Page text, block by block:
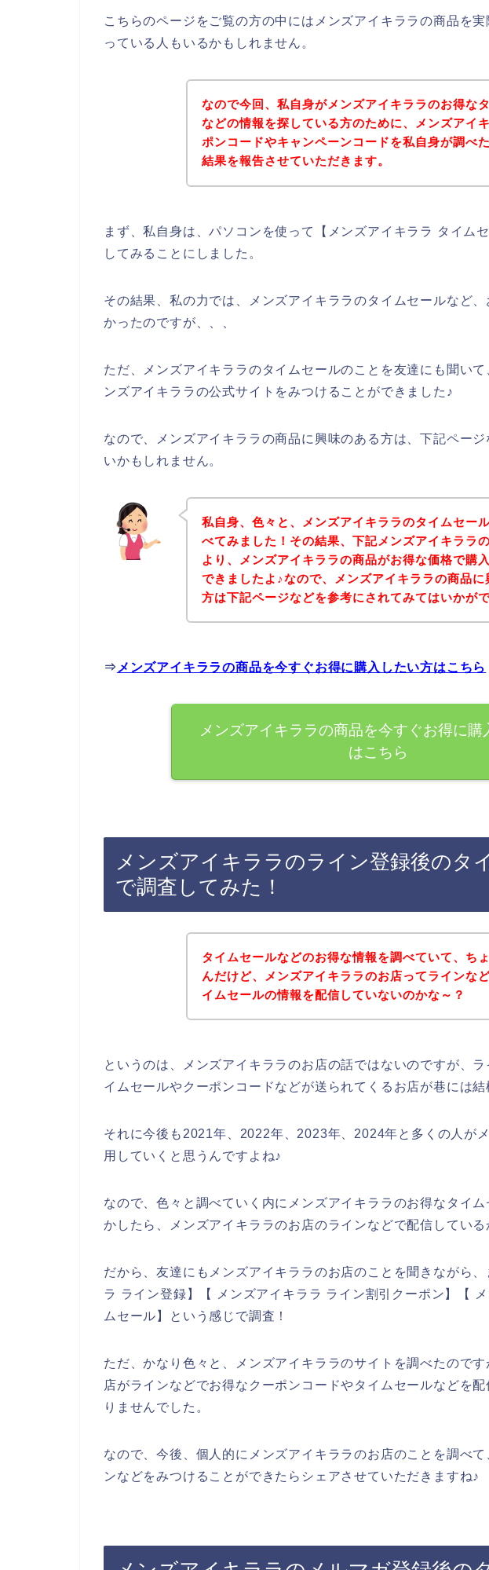
こちらのページをご覧の方の中にはメンズアイキララの商品を
っている人もいるかもしれません。
なので今回、私自身がメンズアイキララのお得な
などの情報を探している方のために、メンズアイ
ポンコードやキャンペーンコードを私自身が調べ
結果を報告させていただきます。
まず、私自身は、パソコンを使って【メンズアイキララ タイム
してみることにしました。
その結果、私の力では、メンズアイキララのタイムセールなど
かったのですが、、、
ただ、メンズアイキララのタイムセールのことを友達にも聞い
ンズアイキララの公式サイトをみつけることができました♪
なので、メンズアイキララの商品に興味のある方は、下記ペー
いかもしれません。
私自身、色々と、メンズアイキララのタイムセー
べてみました！その結果、下記メンズアイキララ
より、メンズアイキララの商品がお得な価格で購
できましたよ♪なので、メンズアイキララの商品に
方は下記ページなどを参考にされてみてはいかが
⇒ メンズアイキララの商品を今すぐお得に購入したい方はこちら
メンズアイキララの商品を今すぐお得に購
はこちら
メンズアイキララのライン登録後のタ
で調査してみた！
タイムセールなどのお得な情報を調べていて、ち
んだけど、メンズアイキララのお店ってラインな
イムセールの情報を配信していないのかな～？
というのは、メンズアイキララのお店の話ではないのですが、
イムセールやクーポンコードなどが送られてくるお店が巷には結
それに今後も2021年、2022年、2023年、2024年と多くの人が
用していくと思うんですよね♪
なので、色々と調べていく内にメンズアイキララのお得なタイ
かしたら、メンズアイキララのお店のラインなどで配信している
だから、友達にもメンズアイキララのお店のことを聞きながら
ラ ライン登録】【 メンズアイキララ ライン割引クーポン】【
ムセール】という感じで調査！
ただ、かなり色々と、メンズアイキララのサイトを調べたので
店がラインなどでお得なクーポンコードやタイムセールなどを
りませんでした。
なので、今後、個人的にメンズアイキララのお店のことを調べ
ンなどをみつけることができたらシェアさせていただきますね♪